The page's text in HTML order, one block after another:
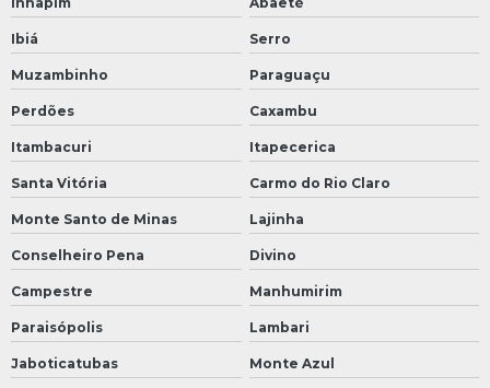
Ibiá Serro
Muzambinho Paraguaçu
Perdões Caxambu
Itambacuri Itapecerica
Santa Vitória Carmo do Rio Claro
Monte Santo de Minas Lajinha
Conselheiro Pena Divino
Campestre Manhumirim
Paraisópolis Lambari
Jaboticatubas Monte Azul